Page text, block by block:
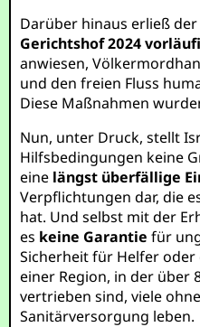
Darüber hinaus erließ
Gerichtshof 2024
anwiesen,
und den freien Fluss
Diese Maßnahmen
Nun, unter Druck, stellt
Hilfsbedingungen keine
eine längst überfällige
Verpflichtungen dar, die
hat. Und selbst mit der
es keine Garantie für
Sicherheit für Helfer
einer Region, in der über
vertrieben sind, viele
Sanitärversorgung leben.